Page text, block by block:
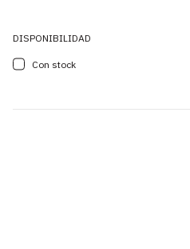
DISPONIBILIDAD
Con stock